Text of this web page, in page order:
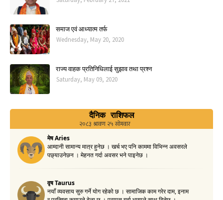
समाज एवं आध्यात्म तर्फ
Wednesday, May 20, 2020
राज्य वाहक प्रतिनिधिलाई सुझाव तथा प्रश्न
Saturday, May 09, 2020